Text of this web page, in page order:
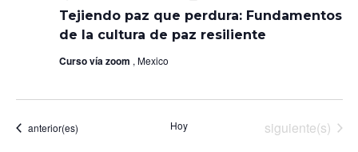
Tejiendo paz que perdura: Fundamentos
de la cultura de paz resiliente
que
perdura:
Fundamentos
Curso vía zoom , Mexico
Eventos
anterior(es) Hoy Eventos
siguiente(s)